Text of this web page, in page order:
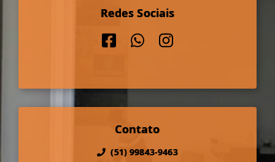
Redes Sociais
Contato
(51) 99843-9463